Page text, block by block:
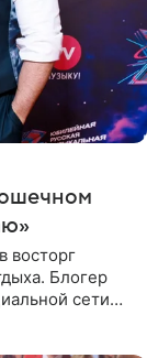
восторг
Блогер
сети